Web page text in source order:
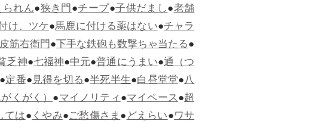
れん●狭き門●チープ●子供だまし●老舗
け、ツケ●馬鹿に付ける薬はない●チャラ
筋右衛門●下手な鉄砲も数撃ちゃ当たる●
乏神●七福神●中元●普通にうまい●通（つ
●定番●見得を切る●半死半生●白昼堂堂●八
くがく）●マイノリティ●マイペース●超
ては●くやみ●ご愁傷さま●どえらい●ワサ